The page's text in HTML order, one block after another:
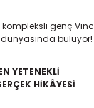
genç
buluyor!
YETENEKLİ
HİKÂYESİ